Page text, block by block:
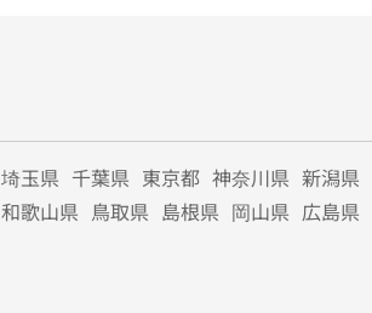
埼玉県 千葉県 東京都 神奈川県 新潟県
和歌山県 鳥取県 島根県 岡山県 広島県